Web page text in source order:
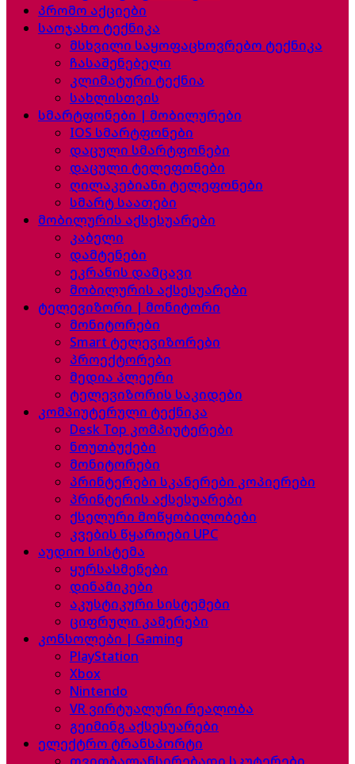
პრომო აქციები
საოჯახო ტექნიკა
მსხვილი საყოფაცხოვრებო ტექნიკა
ჩასაშენებელი
კლიმატური ტექნია
სახლისთვის
სმარტფონები | მობილურები
IOS სმარტფონები
დაცული სმარტფონები
დაცული ტელეფონები
ღილაკებიანი ტელეფონები
სმარტ საათები
მობილურის აქსესუარები
კაბელი
დამტენები
ეკრანის დამცავი
მობილურის აქსესუარები
ტელევიზორი | მონიტორი
მონიტორები
Smart ტელევიზორები
პროექტორები
მედია პლეერი
ტელევიზორის საკიდები
კომპიუტერული ტექნიკა
Desk Top კომპიუტერები
ნოუთბუქები
მონიტორები
პრინტერები სკანერები კოპიერები
პრინტერის აქსესუარები
ქსელური მოწყობილობები
კვების წყაროები UPC
აუდიო სისტემა
ყურსასმენები
დინამიკები
აკუსტიკური სისტემები
ციფრული კამერები
კონსოლები | Gaming
PlayStation
Xbox
Nintendo
VR ვირტუალური რეალობა
გეიმინგ აქსესუარები
ელექტრო ტრანსპორტი